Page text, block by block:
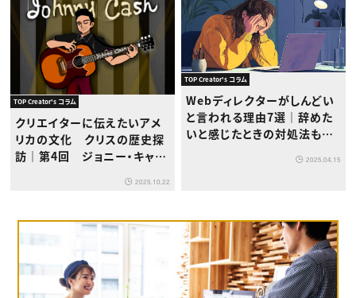
TOP Creator's コラム
クリエイターに伝えたいアメ
リカの文化 クリスの歴史探
訪｜第4回 ジョニー・キャッ
2025.10.22
TOP Creator's コラム
Webディレクターがしんどい
と言われる理由7選｜辞めた
いと感じたときの対処法も解
2025.04.15